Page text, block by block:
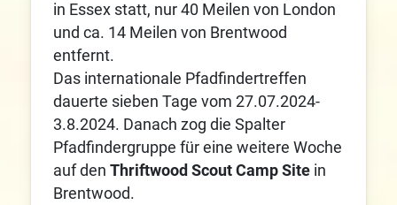
in Essex statt, nur 40 Meilen von London
und ca. 14 Meilen von Brentwood
entfernt.
Das internationale Pfadfindertreffen
dauerte sieben Tage vom 27.07.2024-
3.8.2024. Danach zog die Spalter
Pfadfindergruppe für eine weitere Woche
auf denThriftwood Scout Camp Site in
Brentwood.